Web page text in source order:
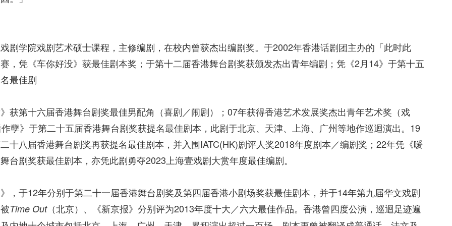
剧学院戏剧艺术硕士课程，主修编剧，在校内曾获杰出编剧奖。于2002年香港话剧团主办的「此时此
，凭《车你好没》获最佳剧本奖；于第十二届香港舞台剧奖获颁发杰出青年编剧；凭《2月14》于第十五
最佳剧
获第十六届香港舞台剧奖最佳男配角（喜剧／闹剧）；07年获得香港艺术发展奖杰出青年艺术奖（戏
孽》于第二十五届香港舞台剧奖获提名最佳剧本，此剧于北京、天津、上海、广州等地作巡迴演出。19
十八届香港舞台剧奖再获提名最佳剧本，并入围IATC(HK)剧评人奖2018年度剧本／编剧奖；22年凭《暧
台剧奖获最佳剧本，亦凭此剧勇夺2023上海壹戏剧大赏年度最佳编剧。
，于12年分别于第二十一届香港舞台剧奖及第四届香港小剧场奖获最佳剧本，并于14年第九届华文戏剧
Time Out（北京）、《新京报》分别评为2013年度十大／六大最佳作品。香港曾四度公演，巡迴足迹遍